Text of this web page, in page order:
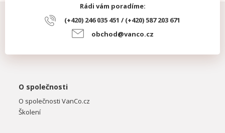
Rádi vám poradíme:
(+420) 246 035 451 / (+420) 587 203 671
obchod@vanco.cz
O společnosti
O společnosti VanCo.cz
Školení